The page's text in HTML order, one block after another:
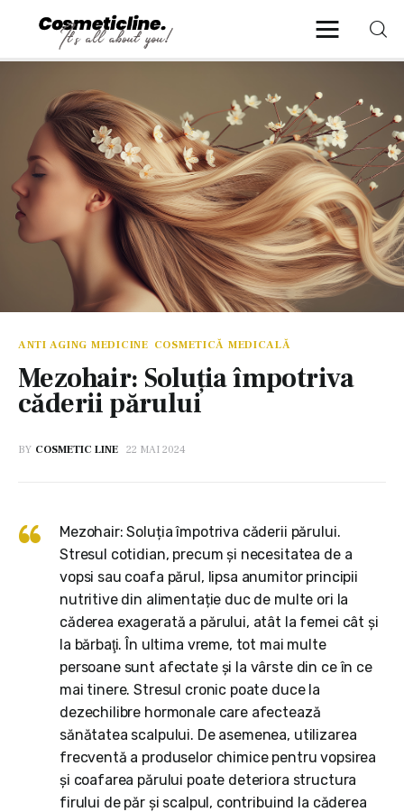
CosmeticLine.
Frumusețe & Sănătate
Beauty & LifeStyle
Cosmetică Medicală
Anti Aging Medicine
ANTI AGING MEDICINE COSMETICĂ MEDICALĂ
Mezohair: Soluția împotriva
căderii părului
BY COSMETIC LINE 22 MAI 2024
Mezohair: Soluția împotriva căderii părului.
Stresul cotidian, precum şi necesitatea de a
vopsi sau coafa părul, lipsa anumitor principii
nutritive din alimentație duc de multe ori la
căderea exagerată a părului, atât la femei cât şi
la bărbaţi. În ultima vreme, tot mai multe
persoane sunt afectate şi la vârste din ce în ce
mai tinere. Stresul cronic poate duce la
dezechilibre hormonale care afectează
sănătatea scalpului. De asemenea, utilizarea
frecventă a produselor chimice pentru vopsirea
și coafarea părului poate deteriora structura
firului de păr și scalpul, contribuind la căderea